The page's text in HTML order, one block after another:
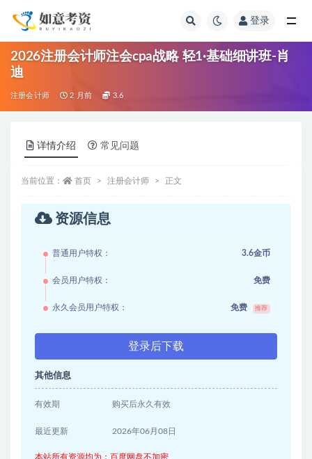
登录
2026注册会计师注会cpa战略 轻1·基础细讲班-肖
迪
注册会计师 2 月前 3.6
详情介绍 常见问题
当前位置： 首页 注册会计师 正文
资源信息
普通用户特权： 3.6金币
会员用户特权： 免费
永久会员用户特权： 免费 推荐
登录后下载
其他信息
有效期 购买后永久有效
最近更新 2026年06月08日
本站所有资源均为：百度网盘不加密